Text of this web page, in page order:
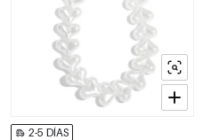
2-5 DÍAS